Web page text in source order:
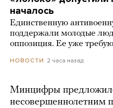
началось
Единственную
поддержали молодые
оппозиция. Ее уже
НОВОСТИ 2 часа назад
Минцифры
несовершеннолетним